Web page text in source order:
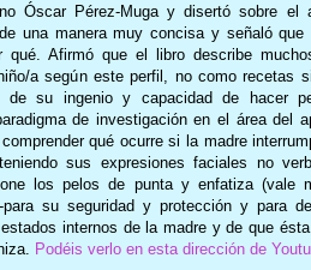
Óscar Pérez-Muga y disertó sobre
una manera muy concisa y señaló que
qué. Afirmó que el libro describe
a según este perfil, no como recetas
de su ingenio y capacidad de hacer
de investigación en el área del
qué ocurre si la madre
sus expresiones faciales no
los pelos de punta y enfatiza (vale
su seguridad y protección y para
internos de la madre y de que
Podéis verlo en esta dirección de